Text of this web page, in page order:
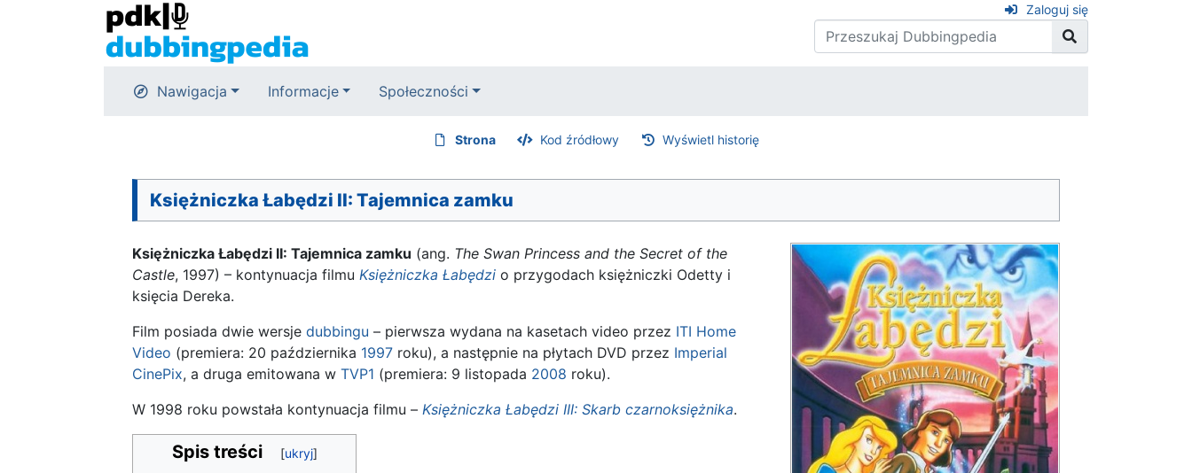
Zaloguj się
Nawigacja Informacje Społeczności
Strona Kod źródłowy Wyświetl historię
Księżniczka Łabędzi II: Tajemnica zamku
Księżniczka Łabędzi II: Tajemnica zamku (ang. The Swan Princess and the Secret of the
Castle, 1997) – kontynuacja filmu Księżniczka Łabędzi o przygodach księżniczki Odetty i
księcia Dereka.
Film posiada dwie wersje dubbingu – pierwsza wydana na kasetach video przez ITI Home
Video (premiera: 20 października 1997 roku), a następnie na płytach DVD przez Imperial
CinePix, a druga emitowana w TVP1 (premiera: 9 listopada 2008 roku).
W 1998 roku powstała kontynuacja filmu – Księżniczka Łabędzi III: Skarb czarnoksiężnika.
Spis treści